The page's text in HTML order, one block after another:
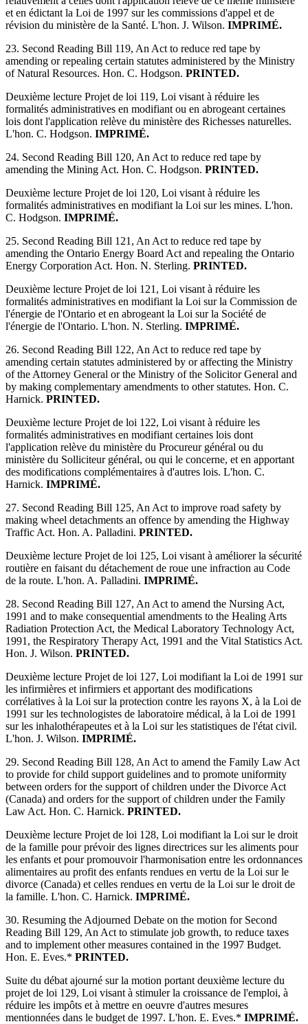
et en édictant la Loi de 1997 sur les commissions d'appel et de
révision du ministère de la Santé. L'hon. J. Wilson. IMPRIMÉ.
23. Second Reading Bill 119, An Act to reduce red tape by
amending or repealing certain statutes administered by the Ministry
of Natural Resources. Hon. C. Hodgson. PRINTED.
Deuxième lecture Projet de loi 119, Loi visant à réduire les
formalités administratives en modifiant ou en abrogeant certaines
lois dont l'application relève du ministère des Richesses naturelles.
L'hon. C. Hodgson. IMPRIMÉ.
24. Second Reading Bill 120, An Act to reduce red tape by
amending the Mining Act. Hon. C. Hodgson. PRINTED.
Deuxième lecture Projet de loi 120, Loi visant à réduire les
formalités administratives en modifiant la Loi sur les mines. L'hon.
C. Hodgson. IMPRIMÉ.
25. Second Reading Bill 121, An Act to reduce red tape by
amending the Ontario Energy Board Act and repealing the Ontario
Energy Corporation Act. Hon. N. Sterling. PRINTED.
Deuxième lecture Projet de loi 121, Loi visant à réduire les
formalités administratives en modifiant la Loi sur la Commission de
l'énergie de l'Ontario et en abrogeant la Loi sur la Société de
l'énergie de l'Ontario. L'hon. N. Sterling. IMPRIMÉ.
26. Second Reading Bill 122, An Act to reduce red tape by
amending certain statutes administered by or affecting the Ministry
of the Attorney General or the Ministry of the Solicitor General and
by making complementary amendments to other statutes. Hon. C.
Harnick. PRINTED.
Deuxième lecture Projet de loi 122, Loi visant à réduire les
formalités administratives en modifiant certaines lois dont
l'application relève du ministère du Procureur général ou du
ministère du Solliciteur général, ou qui le concerne, et en apportant
des modifications complémentaires à d'autres lois. L'hon. C.
Harnick. IMPRIMÉ.
27. Second Reading Bill 125, An Act to improve road safety by
making wheel detachments an offence by amending the Highway
Traffic Act. Hon. A. Palladini. PRINTED.
Deuxième lecture Projet de loi 125, Loi visant à améliorer la sécurité
routière en faisant du détachement de roue une infraction au Code
de la route. L'hon. A. Palladini. IMPRIMÉ.
28. Second Reading Bill 127, An Act to amend the Nursing Act,
1991 and to make consequential amendments to the Healing Arts
Radiation Protection Act, the Medical Laboratory Technology Act,
1991, the Respiratory Therapy Act, 1991 and the Vital Statistics Act.
Hon. J. Wilson. PRINTED.
Deuxième lecture Projet de loi 127, Loi modifiant la Loi de 1991 sur
les infirmières et infirmiers et apportant des modifications
corrélatives à la Loi sur la protection contre les rayons X, à la Loi de
1991 sur les technologistes de laboratoire médical, à la Loi de 1991
sur les inhalothérapeutes et à la Loi sur les statistiques de l'état civil.
L'hon. J. Wilson. IMPRIMÉ.
29. Second Reading Bill 128, An Act to amend the Family Law Act
to provide for child support guidelines and to promote uniformity
between orders for the support of children under the Divorce Act
(Canada) and orders for the support of children under the Family
Law Act. Hon. C. Harnick. PRINTED.
Deuxième lecture Projet de loi 128, Loi modifiant la Loi sur le droit
de la famille pour prévoir des lignes directrices sur les aliments pour
les enfants et pour promouvoir l'harmonisation entre les ordonnances
alimentaires au profit des enfants rendues en vertu de la Loi sur le
divorce (Canada) et celles rendues en vertu de la Loi sur le droit de
la famille. L'hon. C. Harnick. IMPRIMÉ.
30. Resuming the Adjourned Debate on the motion for Second
Reading Bill 129, An Act to stimulate job growth, to reduce taxes
and to implement other measures contained in the 1997 Budget.
Hon. E. Eves.* PRINTED.
Suite du débat ajourné sur la motion portant deuxième lecture du
projet de loi 129, Loi visant à stimuler la croissance de l'emploi, à
réduire les impôts et à mettre en oeuvre d'autres mesures
mentionnées dans le budget de 1997. L'hon. E. Eves.* IMPRIMÉ.